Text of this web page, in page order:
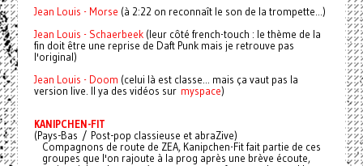
Jean Louis - Morse (à 2:22 on reconnaît le son de la trompette...)
Jean Louis - Schaerbeek(leur côté french-touch : le thème de la
fin doit être une reprise de Daft Punk mais je retrouve pas
l'original)
Jean Louis - Doom (celui là est classe... mais ça vaut pas la
version live. Il ya des vidéos sur myspace)
KANIPCHEN-FIT
(Pays-Bas / Post-pop classieuse et abraZive)
Compagnons de route de ZEA, Kanipchen-Fit fait partie de ces
groupes que l'on rajoute à la prog après une brève écoute,